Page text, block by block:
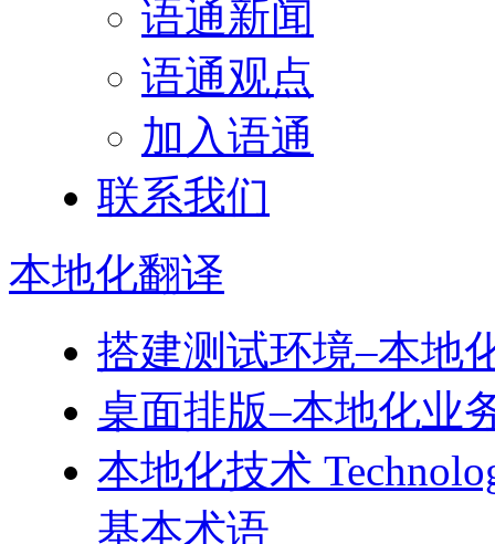
语通新闻
语通观点
加入语通
联系我们
本地化翻译
搭建测试环境–本地
桌面排版–本地化业
本地化技术
基本术语